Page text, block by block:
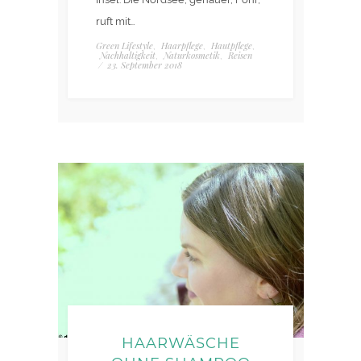
ruft mit…
Green Lifestyle, Haarpflege, Hautpflege,
Nachhaltigkeit, Naturkosmetik,
Reisen
/ 23. September 2018
HAARWÄSCHE